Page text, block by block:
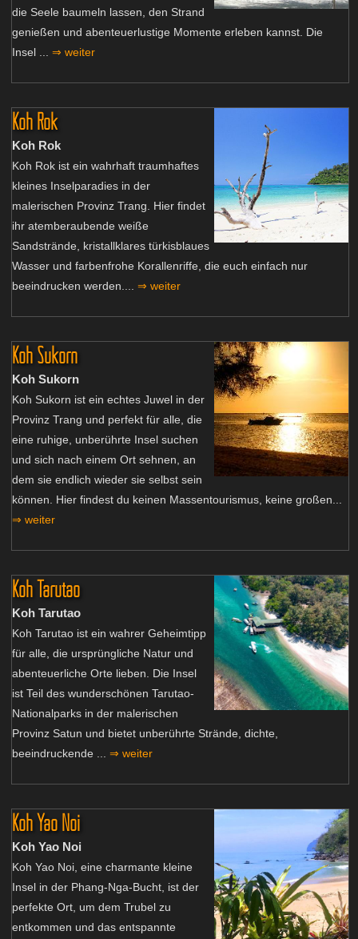
die Seele baumeln lassen, den Strand
genießen und abenteuerlustige Momente erleben kannst. Die
Insel ... ⇒ weiter
Koh Rok
Koh Rok
Koh Rok ist ein wahrhaft traumhaftes
kleines Inselparadies in der
malerischen Provinz Trang. Hier findet
ihr atemberaubende weiße
Sandstrände, kristallklares türkisblaues
Wasser und farbenfrohe Korallenriffe, die euch einfach nur
beeindrucken werden.... ⇒ weiter
Koh Sukorn
Koh Sukorn
Koh Sukorn ist ein echtes Juwel in der
Provinz Trang und perfekt für alle, die
eine ruhige, unberührte Insel suchen
und sich nach einem Ort sehnen, an
dem sie endlich wieder sie selbst sein
können. Hier findest du keinen Massentourismus, keine großen...
⇒ weiter
Koh Tarutao
Koh Tarutao
Koh Tarutao ist ein wahrer Geheimtipp
für alle, die ursprüngliche Natur und
abenteuerliche Orte lieben. Die Insel
ist Teil des wunderschönen Tarutao-
Nationalparks in der malerischen
Provinz Satun und bietet unberührte Strände, dichte,
beeindruckende ... ⇒ weiter
Koh Yao Noi
Koh Yao Noi
Koh Yao Noi, eine charmante kleine
Insel in der Phang-Nga-Bucht, ist der
perfekte Ort, um dem Trubel zu
entkommen und das entspannte